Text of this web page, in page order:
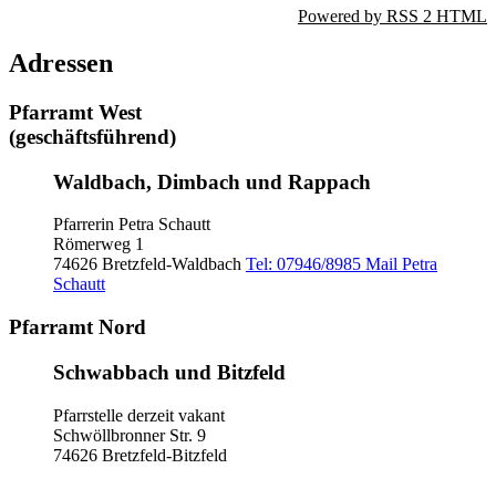
Powered by RSS 2 HTML
Adressen
Pfarramt West
(geschäftsführend)
Waldbach, Dimbach und Rappach
Pfarrerin Petra Schautt
Römerweg 1
74626 Bretzfeld-Waldbach Tel: 07946/8985 Mail Petra
Schautt
Pfarramt Nord
Schwabbach und Bitzfeld
Pfarrstelle derzeit vakant
Schwöllbronner Str. 9
74626 Bretzfeld-Bitzfeld